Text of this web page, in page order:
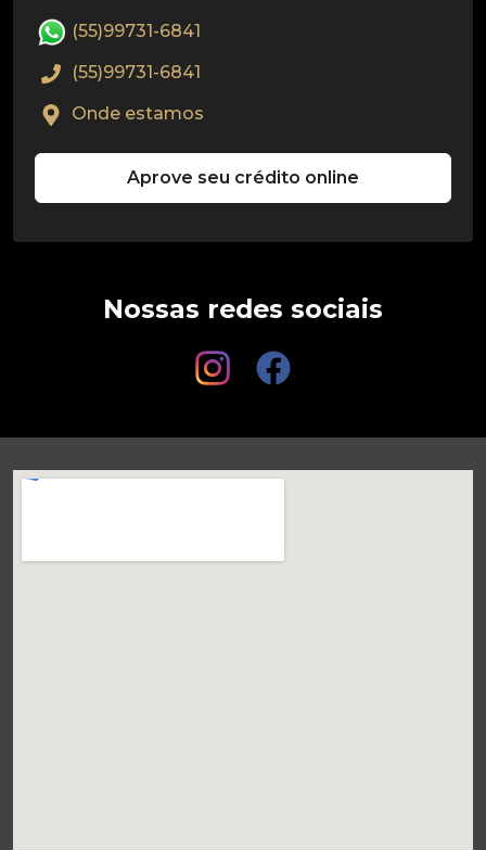
(55)99731-6841
(55)99731-6841
Onde estamos
Aprove seu crédito online
Nossas redes sociais